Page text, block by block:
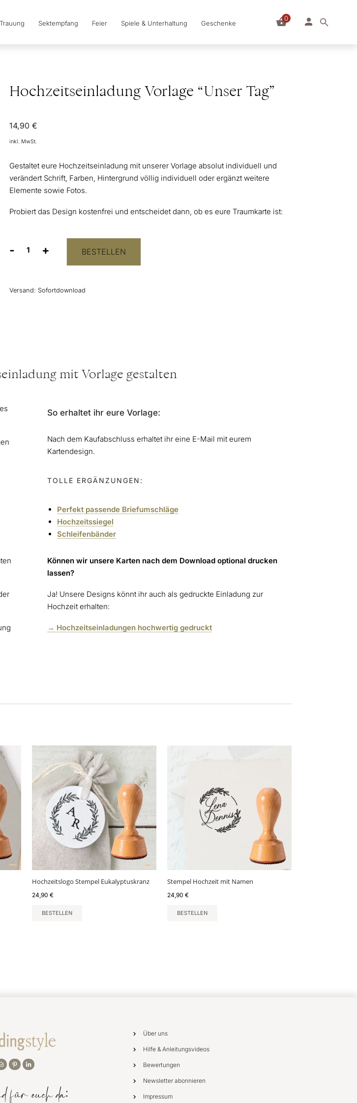
Trauung Sektempfang Feier Spiele & Unterhaltung Geschenke
0
Hochzeitseinladung Vorlage “Unser Tag”
14,90€
inkl. MwSt.
Gestaltet eure Hochzeitseinladung mit unserer Vorlage absolut individuell und
verändert Schrift, Farben, Hintergrund völlig individuell oder ergänzt weitere
Elemente sowie Fotos.
Probiert das Design kostenfrei und entscheidet dann, ob es eure Traumkarte ist:
-
Hochzeitseinladung
Tag”
+ BESTELLEN
Versand: Sofortdownload
mit Vorlage gestalten
So erhaltet ihr eure Vorlage:
Nach dem Kaufabschluss erhaltet ihr eine E-Mail mit eurem
Kartendesign.
TOLLE ERGÄNZUNGEN:
Perfekt passende Briefumschläge
Hochzeitssiegel
Schleifenbänder
Können wir unsere Karten nach dem Download optional drucken
lassen?
Ja! Unsere Designs könnt ihr auch als gedruckte Einladung zur
Hochzeit erhalten:
→ Hochzeitseinladungen hochwertig gedruckt
Hochzeitslogo Stempel Eukalyptuskranz
24,90 €
BESTELLEN
Stempel Hochzeit mit Namen
24,90 €
BESTELLEN
für euch da:
Über uns
Hilfe & Anleitungsvideos
Bewertungen
Newsletter abonnieren
Impressum